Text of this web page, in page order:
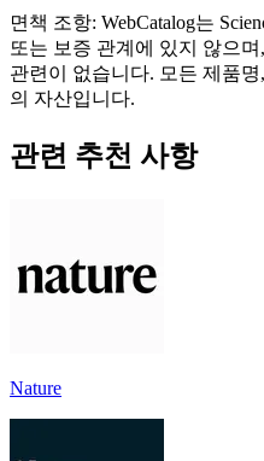
면책 조항: WebCatalog는
또는 보증 관계에 있지 않으
관련이 없습니다. 모든 제품
의 자산입니다.
관련 추천 사항
Nature